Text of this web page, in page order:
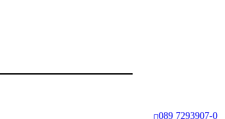
089 7293907-0